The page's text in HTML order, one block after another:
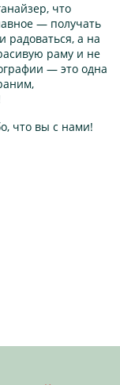
что
— получать
радоваться, а на
раму и не
— это одна
что вы с нами!